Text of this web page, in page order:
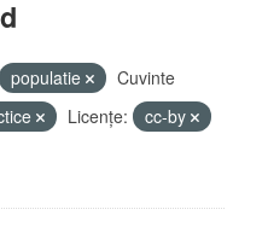
populatie
Cuvinte
Licenţe:
cc-by